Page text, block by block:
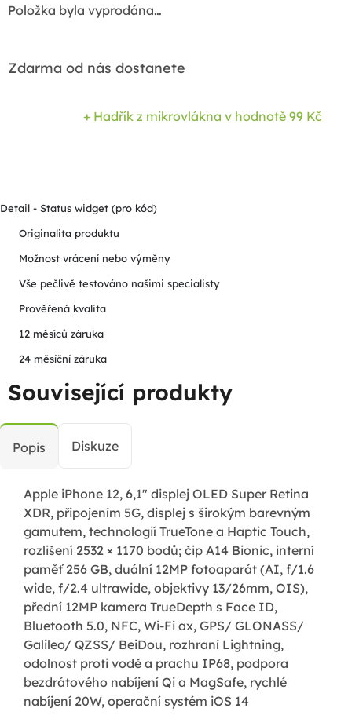
Položka byla vyprodána…
Zdarma od nás dostanete
+ Hadřík z mikrovlákna v hodnotě 99 Kč
Detail - Status widget (pro kód)
Originalita produktu
Možnost vrácení nebo výměny
Vše pečlivě testováno našimi specialisty
Prověřená kvalita
12 měsíců záruka
24 měsíční záruka
Související produkty
Popis Diskuze
Apple iPhone 12, 6,1" displej OLED Super Retina
XDR, připojením 5G, displej s širokým barevným
gamutem, technologií TrueTone a Haptic Touch,
rozlišení 2532 × 1170 bodů; čip A14 Bionic, interní
paměť 256 GB, duální 12MP fotoaparát (AI, f/1.6
wide, f/2.4 ultrawide, objektivy 13/26mm, OIS),
přední 12MP kamera TrueDepth s Face ID,
Bluetooth 5.0, NFC, Wi-Fi ax, GPS/ GLONASS/
Galileo/ QZSS/ BeiDou, rozhraní Lightning,
odolnost proti vodě a prachu IP68, podpora
bezdrátového nabíjení Qi a MagSafe, rychlé
nabíjení 20W, operační systém iOS 14